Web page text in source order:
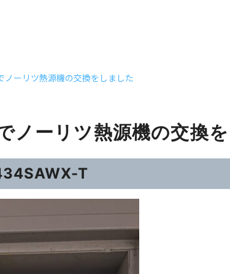
ーリツ熱源機の交換をしました
ーリツ熱源機の交換
T